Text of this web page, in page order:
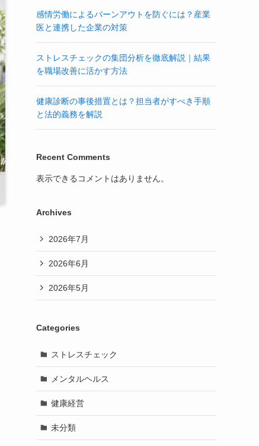
感情労働によるバーンアウトを防ぐには？産業
医と連携した企業の対策
ストレスチェックの集団分析を徹底解説｜結果
を職場改善に活かす方法
健康診断の事後措置とは？担当者がすべき手順
と法的義務を解説
Recent Comments
表示できるコメントはありません。
Archives
2026年7月
2026年6月
2026年5月
Categories
ストレスチェック
メンタルヘルス
健康経営
未分類